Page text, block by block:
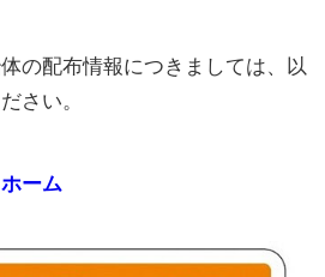
の配布情報につきましては、以
さい。
ーム